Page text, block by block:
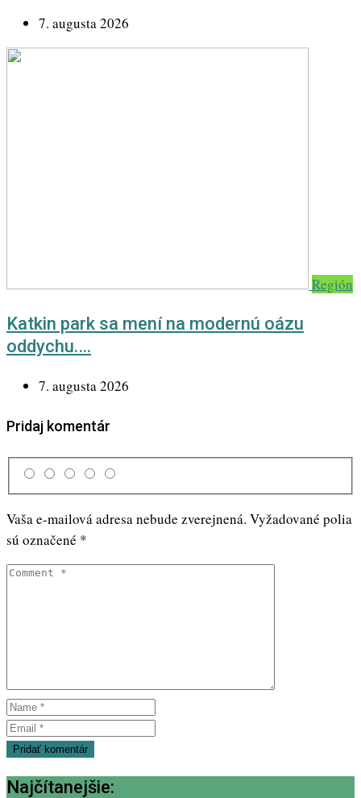
7. augusta 2026
Región
Katkin park sa mení na modernú oázu
oddychu.…
7. augusta 2026
Pridaj komentár
Vaša e-mailová adresa nebude zverejnená. Vyžadované polia
sú označené *
Najčítanejšie: